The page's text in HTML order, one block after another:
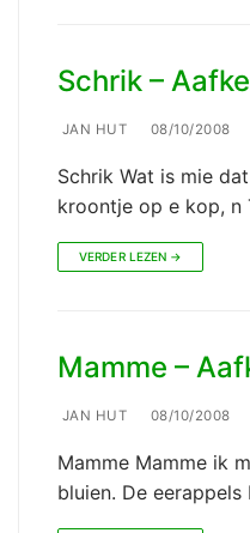
Schrik –
JAN HUT 08/10/2008
Schrik Wat is mie
kroontje op e kop, n
VERDER LEZEN →
Mamme –
JAN HUT 08/10/2008
Mamme Mamme ik
bluien. De